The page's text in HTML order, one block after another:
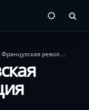
Французская революция